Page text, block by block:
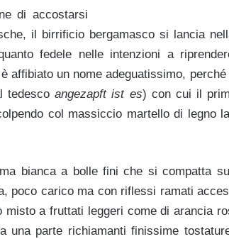
di accostarsi
il birrificio bergamasco si lancia
fedele nelle intenzioni a
affibiato un nome adeguatissimo,
tedescoangezapft ist es) con cui il
col massiccio martello di legno
bianca a bolle fini che si compatta
poco carico ma con riflessi ramati
misto a fruttati leggeri come di arancia
una parte richiamanti finissime